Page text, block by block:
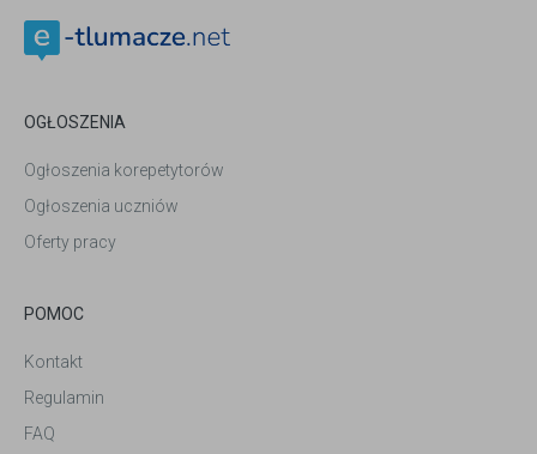
OGŁOSZENIA
Ogłoszenia korepetytorów
Ogłoszenia uczniów
Oferty pracy
POMOC
Kontakt
Regulamin
FAQ